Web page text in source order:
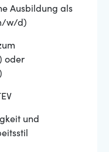
Ausbildung als
w/d)
oder
und